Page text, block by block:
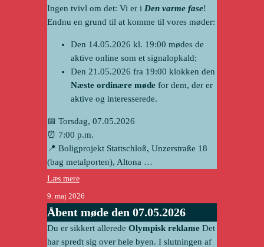
Ingen tvivl om det: Vi er i Den varme fase!
Endnu en grund til at komme til vores møder:
Den 14.05.2026 kl. 19:00 mødes de
aktive online som et signalopkald;
Den 21.05.2026 fra 19:00 klokken den
Næste ordinære mødefor dem, der er
aktive og interesserede.
📅 Torsdag, 07.05.2026
⏰ 7:00 p.m.
📍 Boligprojekt Stattschloß, Unzerstraße 18
(bag metalporten), Altona …
Læs mere
9. maj 2026
Åbent møde den 07.05.2026
Du er sikkert allerede Olympisk reklameDet
har spredt sig over hele byen. I slutningen af